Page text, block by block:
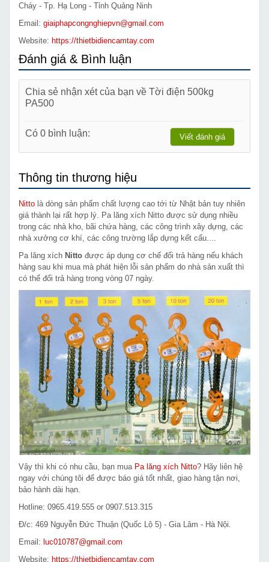
Cháy - Tp. Hạ Long - Tỉnh Quảng Ninh
Email: giaiphapcongnghiepvn@gmail.com
Website: https://thietbidiencamtay.com
Đánh giá & Bình luận
Chia sẻ nhận xét của bạn về Tời điện 500kg
PA500
Có 0 bình luận: Viết đánh giá
Thông tin thương hiệu
Nitto là dòng sản phẩm chất lượng cao tới từ Nhật bản tuy nhiên
giá thành lại rất hợp lý. Pa lăng xích Nitto được sử dụng nhiều
trong các nhà kho, bãi chứa hàng, các công trình xây dựng, các
nhà xưởng cơ khí, các công trường lắp dựng kết cấu....
Pa lăng xích Nitto được áp dụng cơ chế đổi trả hàng nếu khách
hàng sau khi mua mà phát hiện lỗi sản phẩm do nhà sản xuất thì
có thể đổi trả hàng trong vòng 07 ngày.
Vậy thì khi có nhu cầu, bạn mua Pa lăng xích Nitto? Hãy liên hệ
ngay với chúng tôi để được báo giá tốt nhất, giao hàng tận nơi,
bảo hành dài hạn.
Hotline: 0965.419.555 or 0907.513.315
Đ/c: 469 Nguyễn Đức Thuận (Quốc Lộ 5) - Gia Lâm - Hà Nội.
Email: luc010787@gmail.com
Website: https://thietbidiencamtay.com